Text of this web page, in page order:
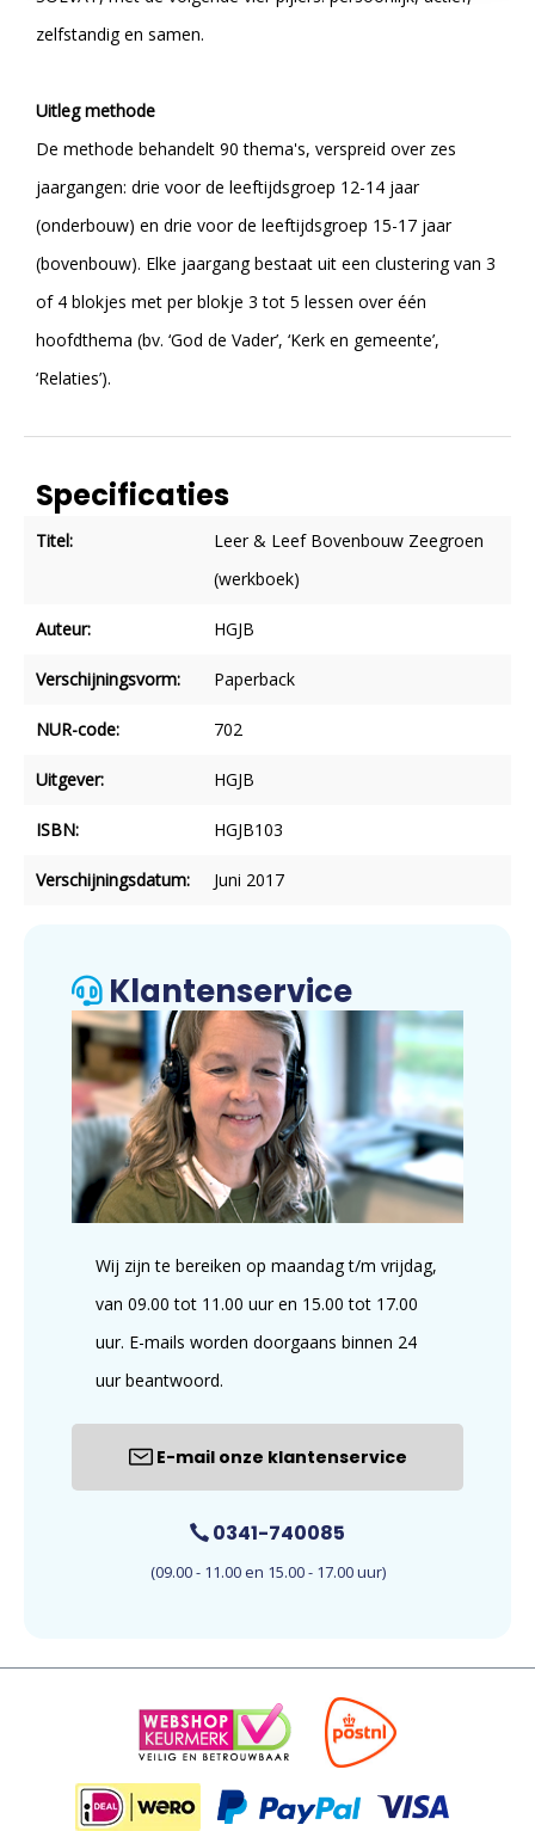
zelfstandig en samen.
Uitleg methode
De methode behandelt 90 thema's, verspreid over zes
jaargangen: drie voor de leeftijdsgroep 12-14 jaar
(onderbouw) en drie voor de leeftijdsgroep 15-17 jaar
(bovenbouw). Elke jaargang bestaat uit een clustering van 3
of 4 blokjes met per blokje 3 tot 5 lessen over één
hoofdthema (bv. ‘God de Vader’, ‘Kerk en gemeente’,
‘Relaties’).
Specificaties
Titel:
Leer & Leef Bovenbouw Zeegroen
(werkboek)
Auteur: HGJB
Verschijningsvorm: Paperback
NUR-code: 702
Uitgever: HGJB
ISBN: HGJB103
Verschijningsdatum: Juni 2017
Klantenservice
Wij zijn te bereiken op maandag t/m vrijdag,
van 09.00 tot 11.00 uur en 15.00 tot 17.00
uur. E-mails worden doorgaans binnen 24
uur beantwoord.
E-mail onze klantenservice
0341-740085
(09.00 - 11.00 en 15.00 - 17.00 uur)